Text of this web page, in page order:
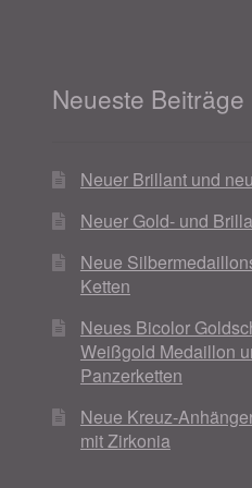
Neueste Beiträge
Neuer Brillant und
Neuer Gold- und
Neue
Ketten
Neues Bicolor
Weißgold Medaillon
Panzerketten
Neue Kreuz-
mit Zirkonia